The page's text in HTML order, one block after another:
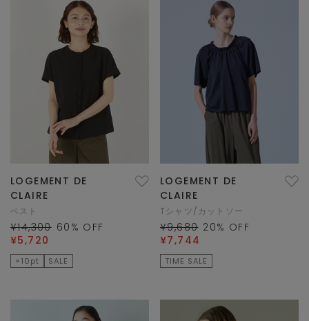
LOGEMENT DE
CLAIRE
ベスト
¥14,300 60 % OFF
¥5,720
×10pt SALE
LOGEMENT DE
CLAIRE
Tシャツ/カットソー
¥9,680 20% OFF
¥7,744
TIME SALE